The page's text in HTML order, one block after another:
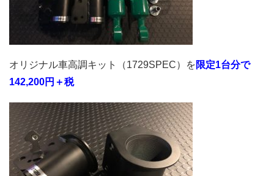
オリジナル車高調キット（1729SPEC）を限定1台分で
142,200円＋税